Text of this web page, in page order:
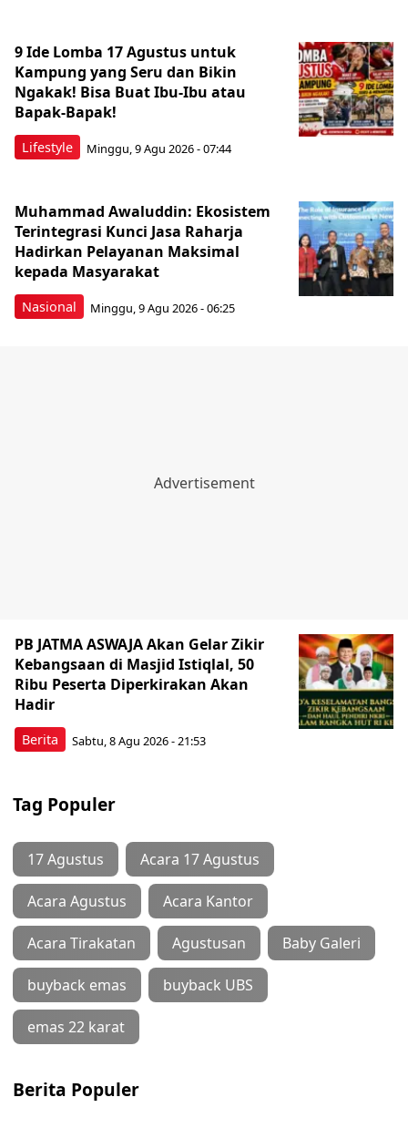
Lifestyle
9 Ide Lomba 17 Agustus untuk
Kampung yang Seru dan Bikin
Ngakak! Bisa Buat Ibu-Ibu atau
Bapak-Bapak!
Minggu, 9 Agu 2026 - 07:44
Nasional
Muhammad Awaluddin: Ekosistem
Terintegrasi Kunci Jasa Raharja
Hadirkan Pelayanan Maksimal
kepada Masyarakat
Minggu, 9 Agu 2026 - 06:25
Berita
PB JATMA ASWAJA Akan Gelar Zikir
Kebangsaan di Masjid Istiqlal, 50
Ribu Peserta Diperkirakan Akan
Hadir
Sabtu, 8 Agu 2026 - 21:53
Tag Populer
17 Agustus Acara 17 Agustus
Acara Agustus Acara Kantor
Acara Tirakatan Agustusan Baby Galeri
buyback emas buyback UBS
emas 22 karat
Berita Populer